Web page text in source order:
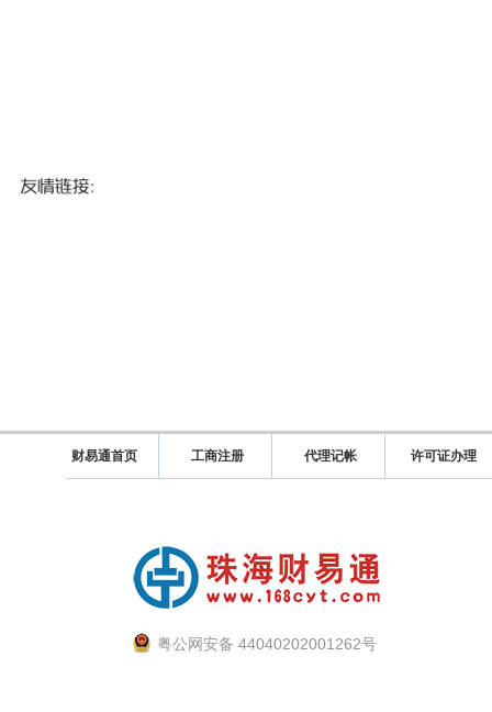
财易通首页 工商注册 代理记帐 许可证办理
粤公网安备 44040202001262号